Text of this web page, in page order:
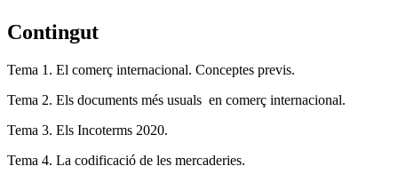
Contingut
Tema 1. El comerç internacional. Conceptes previs.
Tema 2. Els documents més usuals en comerç internacional.
Tema 3. Els Incoterms 2020.
Tema 4. La codificació de les mercaderies.